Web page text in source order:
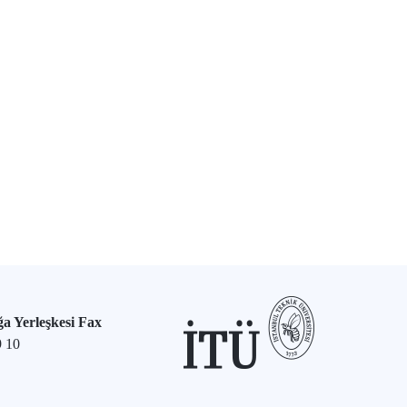
Yerleşkesi Fax
10